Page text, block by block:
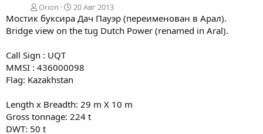
Orion 20 Авг 2013
Мостик буксира Дач Пауэр (переименован в Арал).
Bridge view on the tug Dutch Power (renamed in Aral).
Call Sign : UQT
MMSI : 436000098
Flag: Kazakhstan
Length x Breadth: 29 m X 10 m
Gross tonnage: 224 t
DWT: 50 t